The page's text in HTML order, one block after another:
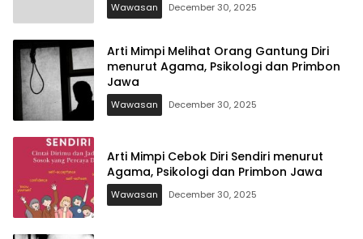
Wawasan December 30, 2025
Arti Mimpi Melihat Orang Gantung Diri
menurut Agama, Psikologi dan Primbon
Jawa
Wawasan December 30, 2025
Arti Mimpi Cebok Diri Sendiri menurut
Agama, Psikologi dan Primbon Jawa
Wawasan December 30, 2025